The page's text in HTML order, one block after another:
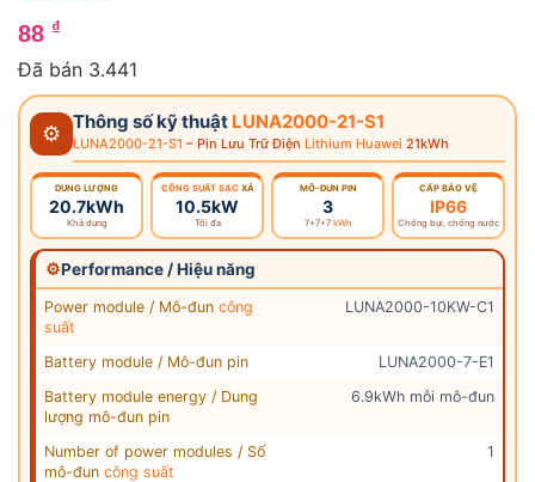
trên 5
dựa trên
4
88 ₫
Đã bán 3.441
⚙ Thông số kỹ thuật LUNA2000-21-S1
LUNA2000-21-S1 – Pin Lưu Trữ Điện Lithium Huawei 21kWh
DUNG LƯỢNG
20.7kWh
Khả dụng
CÔNG SUẤT SẠCXẢ
10.5kW
Tối đa
MÔ-ĐUN PIN
3
7+7+7 kWh
CẤP BẢO VỆ
IP66
Chống bụi, chống nước
⚙Performance / Hiệu năng
Power module / Mô-đun công
suất
LUNA2000-10KW-C1
Battery module / Mô-đun pin
LUNA2000-7-E1
Battery module energy / Dung
lượng mô-đun pin
6.9kWh mỗi mô-đun
Number of power modules / Số
mô-đun công suất
1